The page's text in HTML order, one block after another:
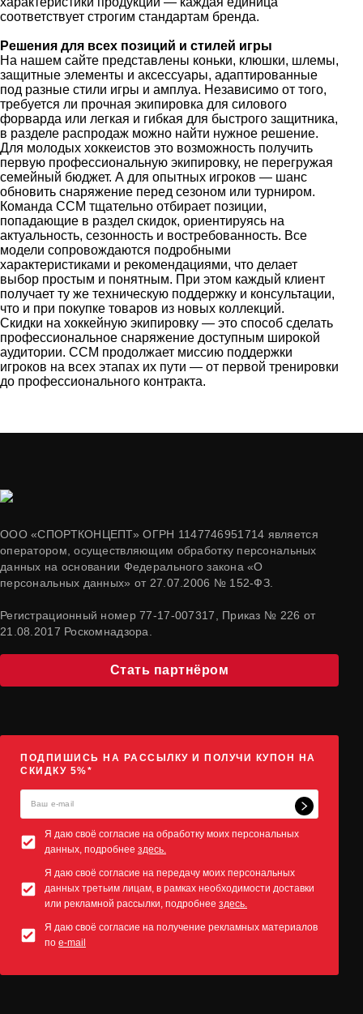
соответствует строгим стандартам бренда.
Решения для всех позиций и стилей игры
На нашем сайте представлены коньки, клюшки, шлемы,
защитные элементы и аксессуары, адаптированные
под разные стили игры и амплуа. Независимо от того,
требуется ли прочная экипировка для силового
форварда или легкая и гибкая для быстрого защитника,
в разделе распродаж можно найти нужное решение.
Для молодых хоккеистов это возможность получить
первую профессиональную экипировку, не перегружая
семейный бюджет. А для опытных игроков — шанс
обновить снаряжение перед сезоном или турниром.
Команда CCM тщательно отбирает позиции,
попадающие в раздел скидок, ориентируясь на
актуальность, сезонность и востребованность. Все
модели сопровождаются подробными
характеристиками и рекомендациями, что делает
выбор простым и понятным. При этом каждый клиент
получает ту же техническую поддержку и консультации,
что и при покупке товаров из новых коллекций.
Скидки на хоккейную экипировку — это способ сделать
профессиональное снаряжение доступным широкой
аудитории. CCM продолжает миссию поддержки
игроков на всех этапах их пути — от первой тренировки
до профессионального контракта.
ООО «СПОРТКОНЦЕПТ» ОГРН 1147746951714 является
оператором, осуществляющим обработку персональных
данных на основании Федерального закона «О
персональных данных» от 27.07.2006 № 152-ФЗ.
Регистрационный номер 77-17-007317, Приказ № 226 от
21.08.2017 Роскомнадзора.
Стать партнёром
ПОДПИШИСЬ НА РАССЫЛКУ И ПОЛУЧИ КУПОН НА
СКИДКУ 5%*
Я даю своё согласие на обработку моих персональных
данных, подробнее здесь.
Я даю своё согласие на передачу моих персональных
данных третьим лицам, в рамках необходимости доставки
или рекламной рассылки, подробнее здесь.
Я даю своё согласие на получение рекламных материалов
по e-mail